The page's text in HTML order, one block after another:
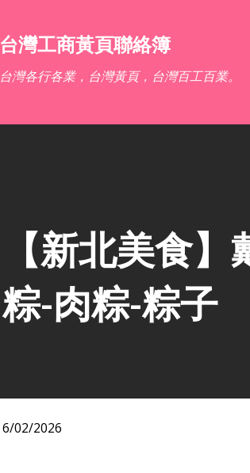
台灣工商黃頁聯絡簿
台灣各行各業，台灣黃頁，台灣百工百業。
【新北美食
粽-肉粽-粽子
6/02/2026